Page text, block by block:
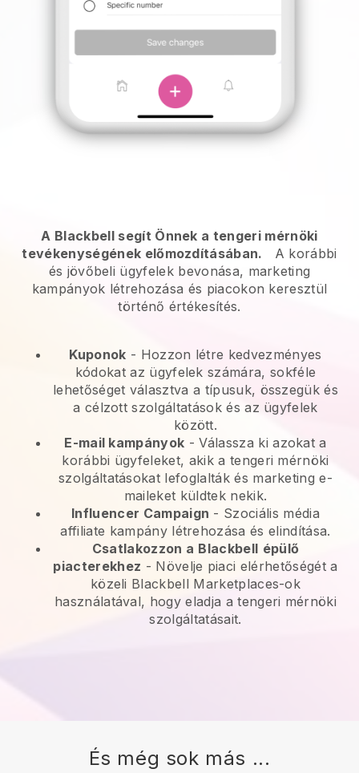
A Blackbell segít Önnek a tengeri mérnöki
tevékenységének előmozdításában.
A korábbi
és jövőbeli ügyfelek bevonása, marketing
kampányok létrehozása és piacokon keresztül
történő értékesítés.
Kuponok - Hozzon létre kedvezményes
kódokat az ügyfelek számára, sokféle
lehetőséget választva a típusuk, összegük és
a célzott szolgáltatások és az ügyfelek
között.
E-mail kampányok -Válassza ki azokat a
korábbi ügyfeleket, akik a tengeri mérnöki
szolgáltatásokat lefoglalták és marketing e-
maileket küldtek nekik.
Influencer Campaign - Szociális média
affiliate kampány létrehozása és elindítása.
Csatlakozzon a Blackbell épülő
piacterekhez - Növelje piaci elérhetőségét a
közeli Blackbell Marketplaces-ok
használatával, hogy eladja a tengeri mérnöki
szolgáltatásait.
És még sok más ...